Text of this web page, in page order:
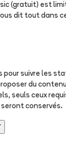
(gratuit) est
dit tout dans
pour suivre les
du
seuls ceux
conservés.